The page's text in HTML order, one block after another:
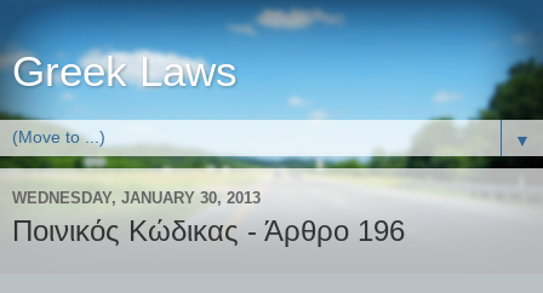
Greek Laws
▼
WEDNESDAY, JANUARY 30, 2013
Ποινικός Κώδικας - Άρθρο 196